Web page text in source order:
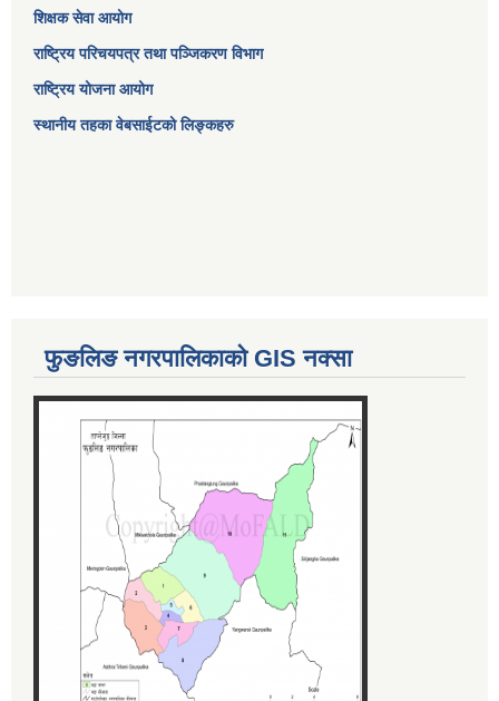
शिक्षक सेवा आयोग
राष्ट्रिय परिचयपत्र तथा पञ्जिकरण विभाग
राष्ट्रिय योजना आयोग
स्थानीय तहका वेबसाईटको लिङ्कहरु
फुङलिङ नगरपालिकाको GIS नक्सा